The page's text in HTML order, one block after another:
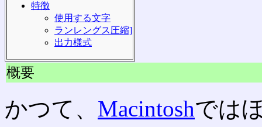
特徴
使用する文字
ランレングス圧縮]
出力様式
概要
かつて、 Macintoshでは